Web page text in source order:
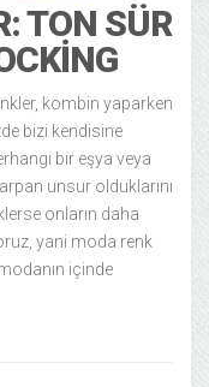
TON SÜR
kombin yaparken
bizi kendisine
bir eşya veya
unsur olduklarını
onların daha
yani moda renk
içinde